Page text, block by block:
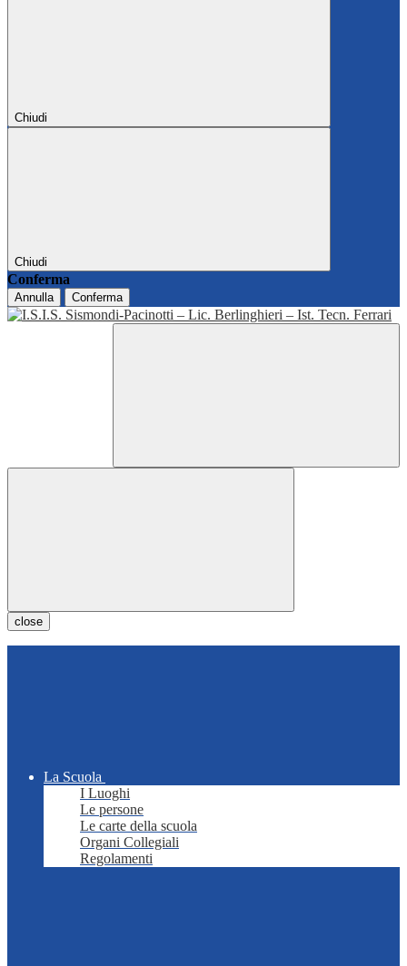
Chiudi
Chiudi
Conferma
Annulla Conferma
close
La Scuola
I Luoghi
Le persone
Le carte della scuola
Organi Collegiali
Regolamenti